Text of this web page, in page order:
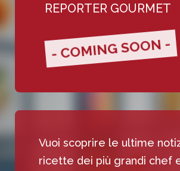
REPORTER GOURMET
- COMING SOON -
Vuoi scoprire le ultime
ricette dei più grandi chef